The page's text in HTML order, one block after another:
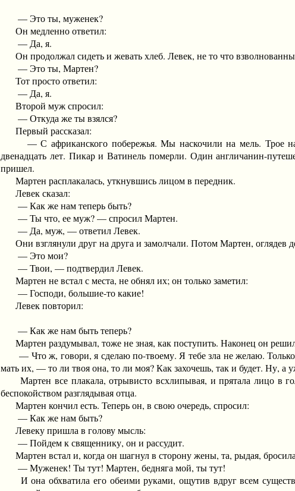
— Это ты, муженек?
Он медленно ответил:
— Да, я.
Он продолжал сидеть и жевать хлеб. Левек, не то что
— Это ты, Мартен?
Тот просто ответил:
— Да, я.
Второй муж спросил:
— Откуда же ты взялся?
Первый рассказал:
— С африканского побережья. Мы наскочили на мель. Трое
двенадцать лет. Пикар и Ватинель померли. Один англичанин-
пришел.
Мартен расплакалась, уткнувшись лицом в передник.
Левек сказал:
— Как же нам теперь быть?
— Ты что, ее муж? — спросил Мартен.
— Да, муж, — ответил Левек.
Они взглянули друг на друга и замолчали. Потом Мартен, оглядев
— Это мои?
— Твои, — подтвердил Левек.
Мартен не встал с места, не обнял их; он только заметил:
— Господи, большие-то какие!
Левек повторил:
— Как же нам быть теперь?
Мартен раздумывал, тоже не зная, как поступить. Наконец он
— Что ж, говори, я сделаю по-твоему. Я тебе зла не желаю. Только
мать их, — то ли твоя она, то ли моя? Как захочешь, так и будет. Ну, а
Мартен все плакала, отрывисто всхлипывая, и прятала лицо в
беспокойством разглядывая отца.
Мартен кончил есть. Теперь он, в свою очередь, спросил:
— Как же нам быть?
Левеку пришла в голову мысль:
— Пойдем к священнику, он и рассудит.
Мартен встал и, когда он шагнул в сторону жены, та, рыдая,
— Муженек! Ты тут! Мартен, бедняга мой, ты тут!
И она обхватила его обеими руками, ощутив вдруг всем